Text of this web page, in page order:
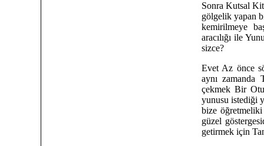
Sonra Kutsal
gölgelik yapan
kemirilmeye
aracılığı ile
sizce?
Evet Az önce
aynı
çekmek Bir
yunusu istediği
bize
güzel
getirmek için